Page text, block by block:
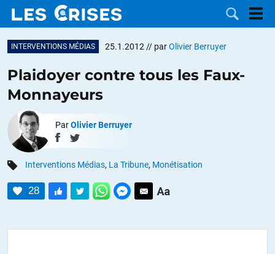
DOSSIERS
CATÉGORIES
MOTS CLÉS
NOUS
CONTACTER
FAIRE UN
INTERVENTIONS MÉDIAS 25.1.2012 // parOlivier Berruyer
Plaidoyer contre tous les Faux-
Monnayeurs
ParOlivier Berruyer
Interventions Médias, La Tribune, Monétisation
28